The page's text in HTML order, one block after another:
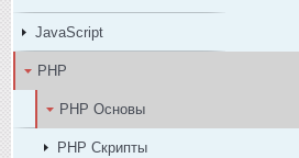
JavaScript
PHP
PHP Основы
PHP Скрипты